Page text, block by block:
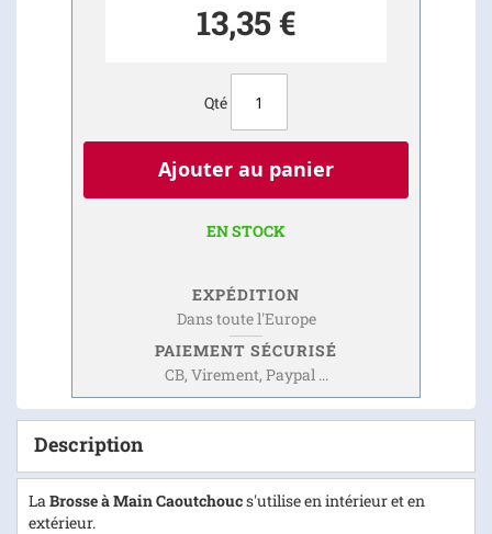
13,35 €
Qté
Ajouter au panier
EN STOCK
EXPÉDITION
Dans toute l'Europe
PAIEMENT SÉCURISÉ
CB, Virement, Paypal ...
Description
LaBrosse à Main Caoutchoucs'utilise en intérieur et en
extérieur.